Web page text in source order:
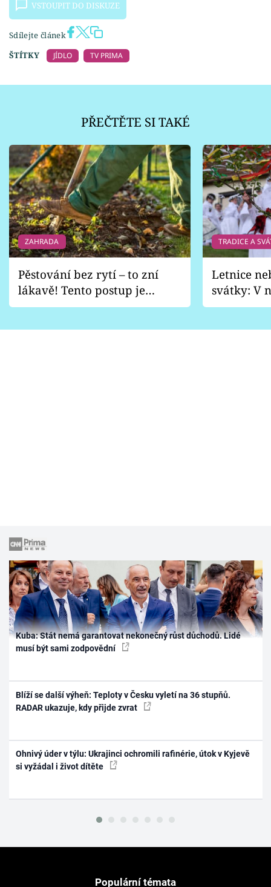
VSTOUPIT DO DISKUZE
Sdílejte článek
ŠTÍTKY
JÍDLO TV PRIMA
PŘEČTĚTE SI TAKÉ
ZAHRADA
Pěstování bez rytí – to zní
lákavě! Tento postup je
vhodný jen pro některé
TRADICE A
Letnice
svátky: V
pondělí
Kuba: Stát nemá garantovat nekonečný růst důchodů. Lidé
musí být sami zodpovědní
Blíží se další výheň: Teploty v Česku vyletí na 36 stupňů.
RADAR ukazuje, kdy přijde zvrat
Ohnivý úder v týlu: Ukrajinci ochromili rafinérie, útok v Kyjevě
si vyžádal i život dítěte
Populární témata